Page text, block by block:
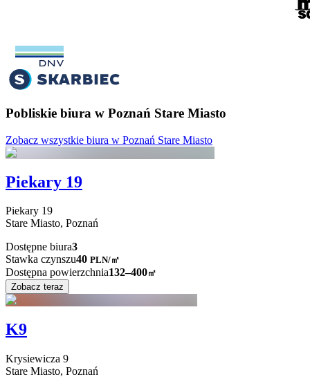
Pobliskie biura w Poznań Stare Miasto
Zobacz wszystkie biura w Poznań Stare Miasto
Piekary 19
Piekary 19
Stare Miasto, Poznań
Dostępne biura3
Stawka czynszu40 PLN/㎡
Dostępna powierzchnia132–400㎡
Zobacz teraz
K9
Krysiewicza 9
Stare Miasto, Poznań